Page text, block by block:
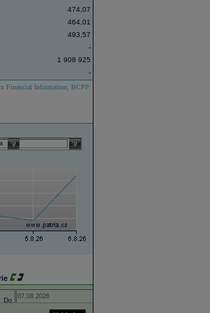
474,07
464,01
493,57
-
1 908 925
-
Financial Information, BCPP
select
select
Open the calendar popup.
Do